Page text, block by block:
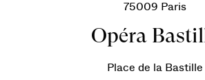
75009 Paris
Opéra
Place de la Bastille